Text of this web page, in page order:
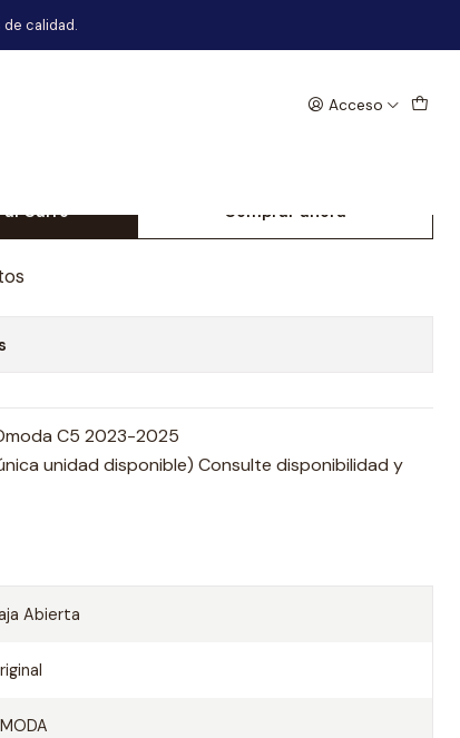
Acceso
calidad.
Izquierdo Omoda C5
al Carro Comprar ahora
C5 2023-2025
unidad disponible) Consulte disponibilidad y
Abierta